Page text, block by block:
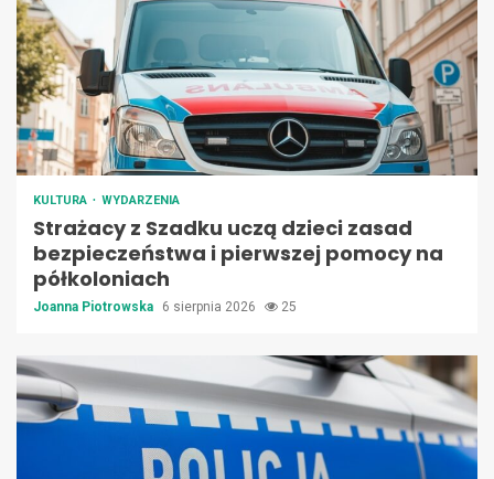
KULTURA WYDARZENIA
Strażacy z Szadku uczą dzieci zasad
bezpieczeństwa i pierwszej pomocy na
półkoloniach
Joanna Piotrowska 6 sierpnia 2026 25